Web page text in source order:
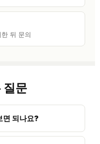
뒤 문의
질문
면 되나요?